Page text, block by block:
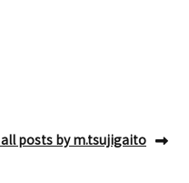
all posts by m.tsujigaito